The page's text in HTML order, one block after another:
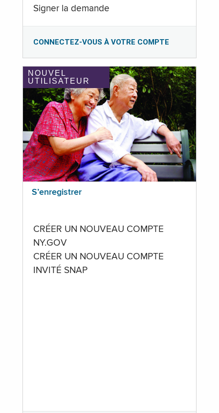
Signer la demande
CONNECTEZ-VOUS À VOTRE COMPTE
NOUVEL
UTILISATEUR
S’enregistrer
CRÉER UN NOUVEAU COMPTE
NY.GOV
CRÉER UN NOUVEAU COMPTE
INVITÉ SNAP